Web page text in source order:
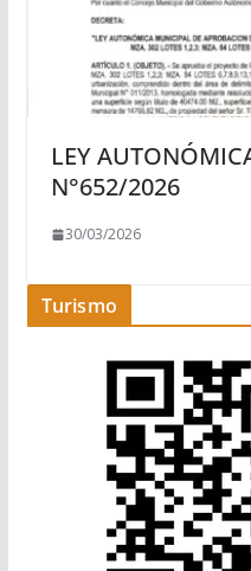
LEY
N°652/2026
30/03/2026
Turismo